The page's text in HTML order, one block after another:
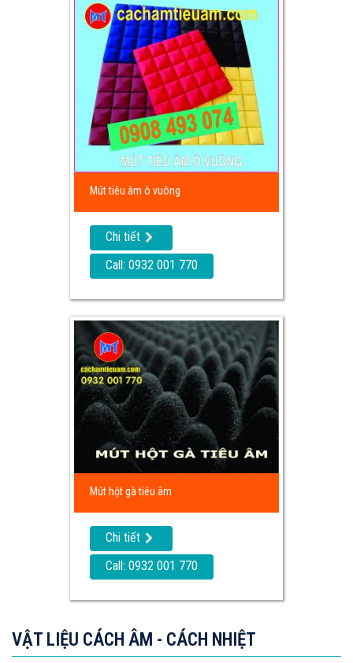
Mút tiêu âm ô vuông
Chi tiết
Call: 0932 001 770
Mút hột gà tiêu âm
Chi tiết
Call: 0932 001 770
VẬT LIỆU CÁCH ÂM - CÁCH NHIỆT